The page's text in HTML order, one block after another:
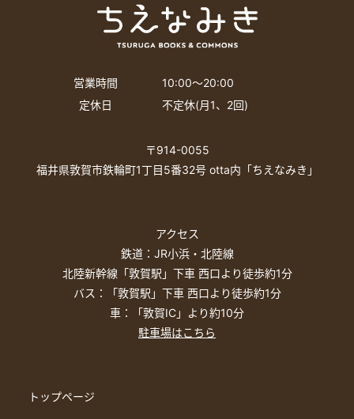
営業時間
10:00〜20:00
定休日
不定休(月1、2回)
〒914-0055
福井県敦賀市鉄輪町1丁目5番32号 otta内「ちえなみき」
アクセス
鉄道：JR小浜・北陸線
北陸新幹線「敦賀駅」下車 西口より徒歩約1分
バス：「敦賀駅」下車 西口より徒歩約1分
車：「敦賀IC」より約10分
駐車場はこちら
トップページ